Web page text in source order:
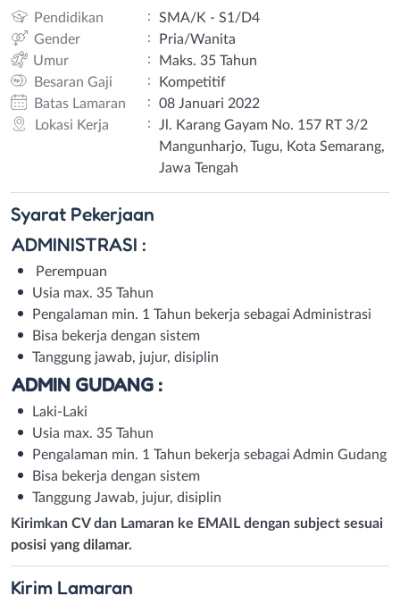
Pendidikan :
SMA/K - S1/D4
Gender
:
Pria/Wanita
Umur
:
Maks. 35 Tahun
Besaran Gaji
:
Kompetitif
Batas Lamaran
:
08 Januari 2022
Lokasi Kerja
:
Jl. Karang Gayam No. 157 RT 3/2
Mangunharjo, Tugu, Kota Semarang,
Jawa Tengah
Syarat Pekerjaan
ADMINISTRASI :
Perempuan
Usia max. 35 Tahun
Pengalaman min. 1 Tahun bekerja sebagai Administrasi
Bisa bekerja dengan sistem
Tanggung jawab, jujur, disiplin
ADMIN GUDANG :
Laki-Laki
Usia max. 35 Tahun
Pengalaman min. 1 Tahun bekerja sebagai Admin Gudang
Bisa bekerja dengan sistem
Tanggung Jawab, jujur, disiplin
Kirimkan CV dan Lamaran ke EMAIL dengan subject sesuai
posisi yang dilamar.
Kirim Lamaran